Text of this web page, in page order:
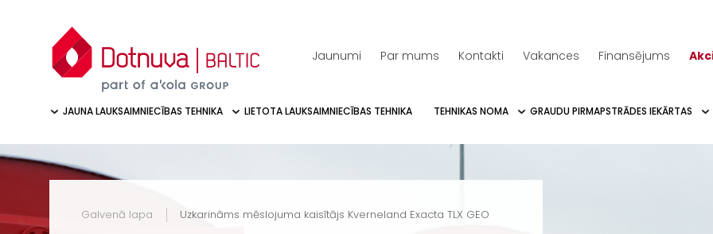
Jaunumi Par mums Kontakti Vakances Finansējums
JAUNA LAUKSAIMNIECĪBAS TEHNIKA LIETOTA LAUKSAIMNIECĪBAS TEHNIKA TEHNIKAS NOMA GRAUDU PIRMAPSTRĀDES IEKĀRTAS
Galvenā lapa Uzkarināms mēslojuma kaisītājs Kverneland Exacta TLX GEO